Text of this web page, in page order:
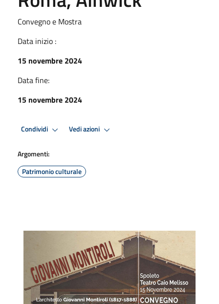
Convegno e Mostra
Data inizio :
15 novembre 2024
Data fine:
15 novembre 2024
Condividi Vedi azioni
Argomenti:
Patrimonio culturale